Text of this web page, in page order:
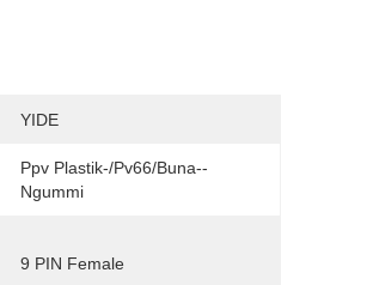
YIDE
Ppv Plastik-/pv66/Buna--
Ngummi
9 PIN Female